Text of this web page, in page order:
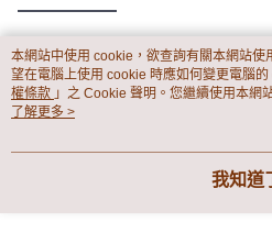
熱門標籤
本網站中使用 cookie，欲查詢有關本網站
望在電腦上使用 cookie 時應如何變更電腦
權條款 」之 Cookie 聲明。您繼續使用本網
用條款之 Cookie 聲明使用 cookie。
了解更多 >
我知道